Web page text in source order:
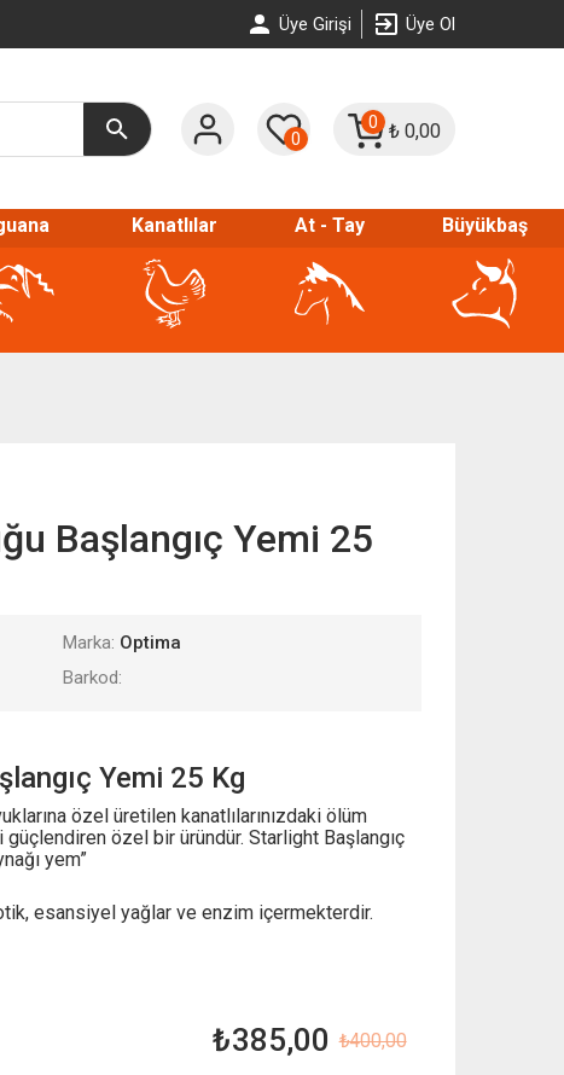
Üye Girişi Üye Ol
0
0 ₺ 0,00
Kanatlılar At - Tay Büyükbaş
Başlangıç Yemi 25
Marka: Optima
Barkod:
Yemi 25 Kg
özel üretilen kanatlılarınızdaki ölüm
güçlendiren özel bir üründür. Starlight Başlangıç
yem”
esansiyel yağlar ve enzim içermekterdir.
₺400,00
₺385,00